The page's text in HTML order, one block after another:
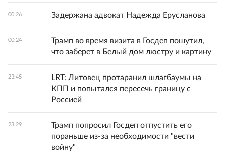
00:26 Задержана адвокат Надежда Ерусланова
00:24
Трамп во время визита в Госдеп пошутил,
что заберет в Белый дом люстру и картину
23:45
LRT: Литовец протаранил шлагбаумы на
КПП и попытался пересечь границу с
Россией
23:29
Трамп попросил Госдеп отпустить его
пораньше из-за необходимости "вести
войну"